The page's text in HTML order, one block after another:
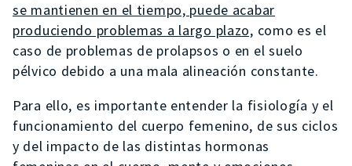
se mantienen en el tiempo, puede acabar
produciendo problemas a largo plazo, como es el
caso de problemas de prolapsos o en el suelo
pélvico debido a una mala alineación constante.
Para ello, es importante entender la fisiología y el
funcionamiento del cuerpo femenino, de sus ciclos
y del impacto de las distintas hormonas